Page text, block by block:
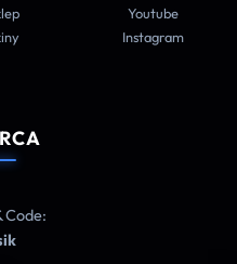
Youtube
Instagram
Code: